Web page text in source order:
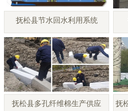
抚松县节水回水利用系统
抚松县多孔纤维棉生产供应